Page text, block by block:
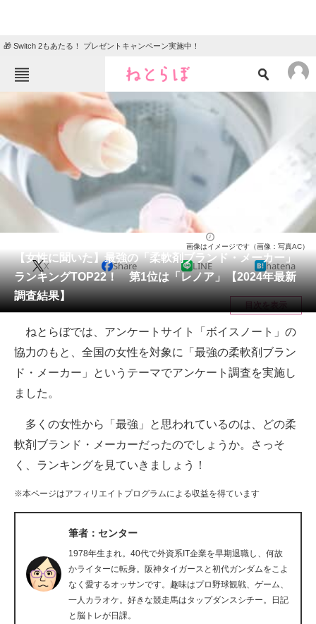
🎁 Switch 2もあたる！ プレゼントキャンペーン実施中！
ねとらぼメニュー
TOP ニュース
エンタメ
グルメ
住まい 教育・育児
リサーチ
会員記事
メディア
注目記事を集めた総合ページ
ITの今と未来を見通す
スマホと通信の最新トレンド
好きが集まる 比べて選べる
ビジネスと働き方のヒント
AI活用のいまが分かる
企業ITのトレンドを詳説
経営リーダーのコミュニティ
マーケ×ITの今がよく分かる
ITエンジニア向け専門サイト
【女性に聞いた】最強の「柔軟剤ブランド・メーカー」
ランキングTOP22！ 第1位は「レノア」【2024年最新
調査結果】
画像はイメージです（画像：写真AC）
X Share LINE hatena
目次を表示
ねとらぼでは、アンケートサイト「ボイスノート」の
協力のもと、全国の女性を対象に「最強の柔軟剤ブラン
ド・メーカー」というテーマでアンケート調査を実施し
ました。
多くの女性から「最強」と思われているのは、どの柔
軟剤ブランド・メーカーだったのでしょうか。さっそ
く、ランキングを見ていきましょう！
※本ページはアフィリエイトプログラムによる収益を得ています
筆者：センター
1978年生まれ。40代で外資系IT企業を早期退職し、何故
かライターに転身。阪神タイガースと初代ガンダムをこよ
なく愛するオッサンです。趣味はプロ野球観戦、ゲーム、
一人カラオケ。好きな競走馬はタップダンスシチー。日記
と脳トレが日課。